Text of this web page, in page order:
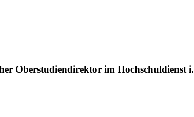
Oberstudiendirektor im Hochschuldienst